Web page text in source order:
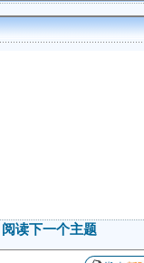
阅读下一个主题